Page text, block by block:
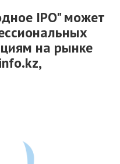
IPO" может
на рынке